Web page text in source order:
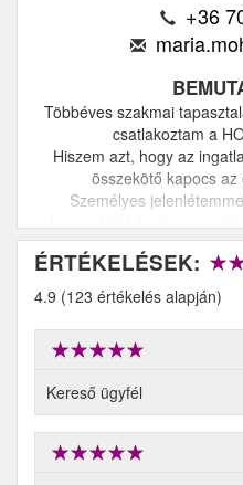
+36
Többéves szakmai
csatlakoztam a
Hiszem azt, hogy az
összekötő kapocs
Személyes
kapcsolatok terén szerzett
célom, hogy sikeres,
Ne csak házat, hanem
ÉRTÉKELÉSEK:
4.9 (123 értékelés alapján)
Kereső ügyfél